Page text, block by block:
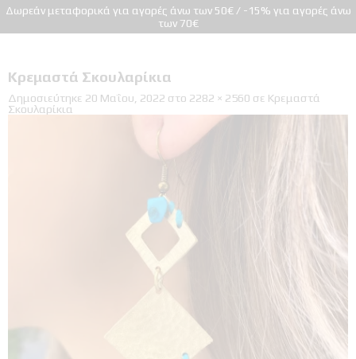
Δωρεάν μεταφορικά για αγορές άνω των 50€ / -15% για αγορές άνω
των 70€
Κρεμαστά Σκουλαρίκια
Δημοσιεύτηκε 20 Μαΐου, 2022 στο 2282 × 2560 σε Κρεμαστά
Σκουλαρίκια